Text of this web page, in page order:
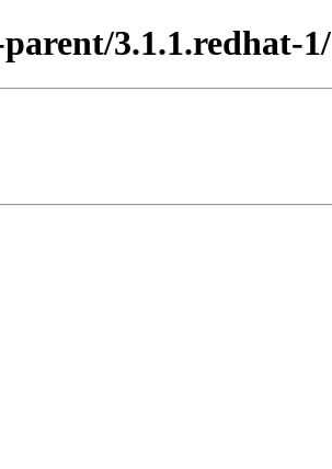
3.1.1.redhat-1/